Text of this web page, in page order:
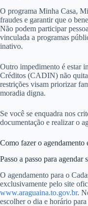
O programa Minha Casa,
fraudes e garantir que o
Não podem participar
vinculada a programas
inativo.
Outro impedimento é estar
Créditos (CADIN) não
restrições visam priorizar
moradia digna.
Se você se enquadra nos
documentação e realizar o
Como fazer o agendamento
Passo a passo para agendar
O agendamento para o
exclusivamente pelo site
www.araguaina.to.gov.br.
escolher o dia e horário